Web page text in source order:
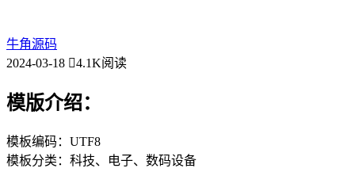
牛角源码
2024-03-18
4.1K阅读
模版介绍：
模板编码：UTF8
模板分类：科技、电子、数码设备